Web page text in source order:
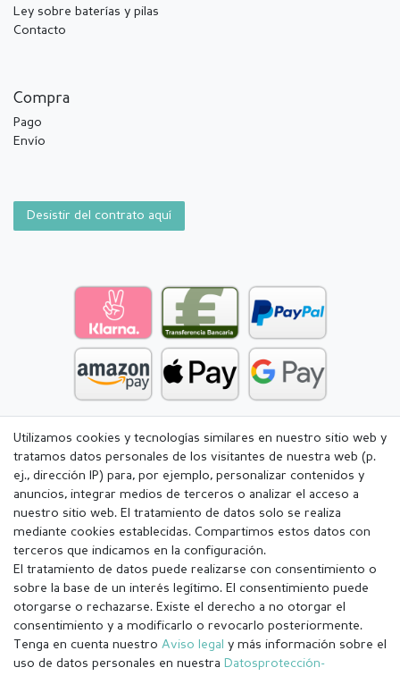
Ley sobre baterías y pilas
Contacto
Compra
Pago
Envío
Desistir del contrato aquí
Aviso legal Política de Privacidad
Utilizamos cookies y tecnologías similares en nuestro sitio web y
tratamos datos personales de los visitantes de nuestra web (p.
ej., dirección IP) para, por ejemplo, personalizar contenidos y
anuncios, integrar medios de terceros o analizar el acceso a
nuestro sitio web. El tratamiento de datos solo se realiza
mediante cookies establecidas. Compartimos estos datos con
terceros que indicamos en la configuración.
El tratamiento de datos puede realizarse con consentimiento o
sobre la base de un interés legítimo. El consentimiento puede
otorgarse o rechazarse. Existe el derecho a no otorgar el
consentimiento y a modificarlo o revocarlo posteriormente.
Tenga en cuenta nuestro Aviso legal y más información sobre el
uso de datos personales en nuestra Datos­protección­